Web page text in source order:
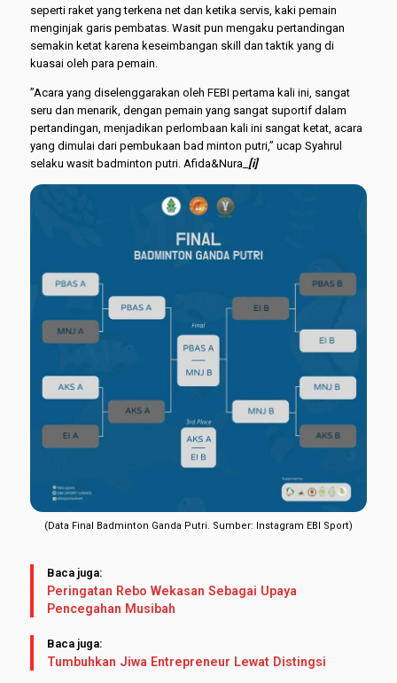
seperti raket yang terkena net dan ketika servis, kaki pemain
menginjak garis pembatas. Wasit pun mengaku pertandingan
semakin ketat karena keseimbangan skill dan taktik yang di
kuasai oleh para pemain.
”Acara yang diselenggarakan oleh FEBI pertama kali ini, sangat
seru dan menarik, dengan pemain yang sangat suportif dalam
pertandingan, menjadikan perlombaan kali ini sangat ketat, acara
yang dimulai dari pembukaan bad minton putri,” ucap Syahrul
selaku wasit badminton putri. Afida&Nura_ [i]
(Data Final Badminton Ganda Putri. Sumber: Instagram EBI Sport)
Baca juga:
Peringatan Rebo Wekasan Sebagai Upaya
Pencegahan Musibah
Baca juga:
Tumbuhkan Jiwa Entrepreneur Lewat Distingsi